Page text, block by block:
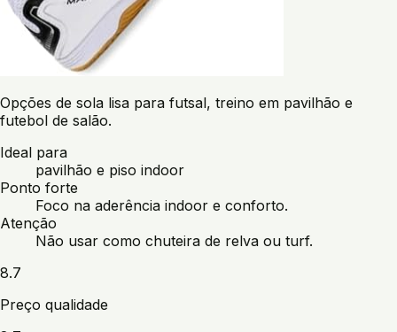
Opções de sola lisa para futsal, treino em pavilhão e
futebol de salão.
Ideal para
pavilhão e piso indoor
Ponto forte
Foco na aderência indoor e conforto.
Atenção
Não usar como chuteira de relva ou turf.
8.7
Preço qualidade